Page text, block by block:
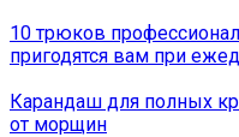
10 трюков
пригодятся вам при
Карандаш для полных
от морщин